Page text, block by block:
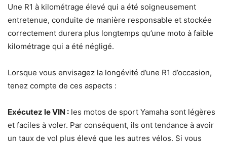
Une R1 à kilométrage élevé qui a été soigneusement
entretenue, conduite de manière responsable et stockée
correctement durera plus longtemps qu’une moto à faible
kilométrage qui a été négligé.
Lorsque vous envisagez la longévité d’une R1 d’occasion,
tenez compte de ces aspects :
Exécutez le VIN : les motos de sport Yamaha sont légères
et faciles à voler. Par conséquent, ils ont tendance à avoir
un taux de vol plus élevé que les autres vélos. Si vous